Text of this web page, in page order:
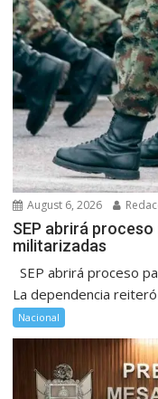
August 6, 2026
SEP abrirá
militarizadas
SEP abrirá proceso
La dependencia
Nacional